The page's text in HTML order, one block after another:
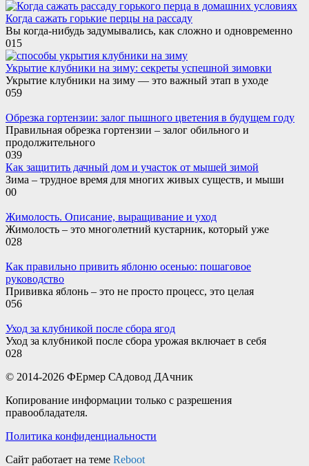
Когда сажать горькие перцы на рассаду
Вы когда-нибудь задумывались, как сложно и одновременно
015
Укрытие клубники на зиму: секреты успешной зимовки
Укрытие клубники на зиму — это важный этап в уходе
059
Обрезка гортензии: залог пышного цветения в будущем году
Правильная обрезка гортензии – залог обильного и
продолжительного
039
Как защитить дачный дом и участок от мышей зимой
Зима – трудное время для многих живых существ, и мыши
00
Жимолость. Описание, выращивание и уход
Жимолость – это многолетний кустарник, который уже
028
Как правильно привить яблоню осенью: пошаговое
руководство
Прививка яблонь – это не просто процесс, это целая
056
Уход за клубникой после сбора ягод
Уход за клубникой после сбора урожая включает в себя
028
© 2014-2026 ФЕрмер САдовод ДАчник
Копирование информации только с разрешения
правообладателя.
Политика конфиденциальности
Сайт работает на теме Reboot